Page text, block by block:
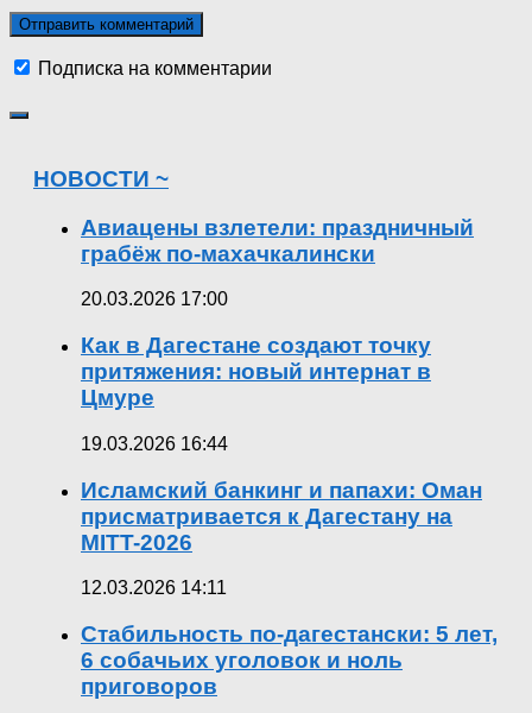
Подписка на комментарии
НОВОСТИ ~
Авиацены взлетели: праздничный
грабёж по-махачкалински
20.03.2026 17:00
Как в Дагестане создают точку
притяжения: новый интернат в
Цмуре
19.03.2026 16:44
Исламский банкинг и папахи: Оман
присматривается к Дагестану на
MITT-2026
12.03.2026 14:11
Стабильность по-дагестански: 5 лет,
6 собачьих уголовок и ноль
приговоров